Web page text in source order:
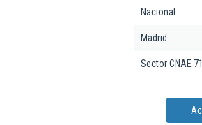
Nacional
Madrid
Sector CNAE